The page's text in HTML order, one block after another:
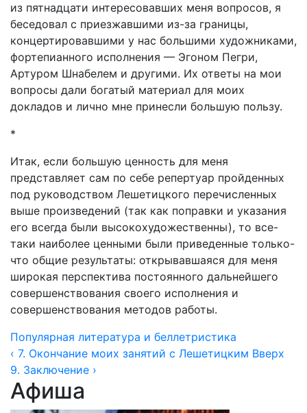
из пятнадцати интересовавших меня вопросов, я
беседовал с приезжавшими из-за границы,
концертировавшими у нас большими художниками,
фортепианного исполнения — Эгоном Пегри,
Артуром Шнабелем и другими. Их ответы на мои
вопросы дали богатый материал для моих
докладов и лично мне принесли большую пользу.
*
Итак, если большую ценность для меня
представляет сам по себе репертуар пройденных
под руководством Лешетицкого перечисленных
выше произведений (так как поправки и указания
его всегда были высокохудожественны), то все-
таки наиболее ценными были приведенные только-
что общие результаты: открывавшаяся для меня
широкая перспектива постоянного дальнейшего
совершенствования своего исполнения и
совершенствования методов работы.
Популярная литература и беллетристика
‹ 7. Окончание моих занятий с Лешетицким Вверх
9. Заключение ›
Афиша